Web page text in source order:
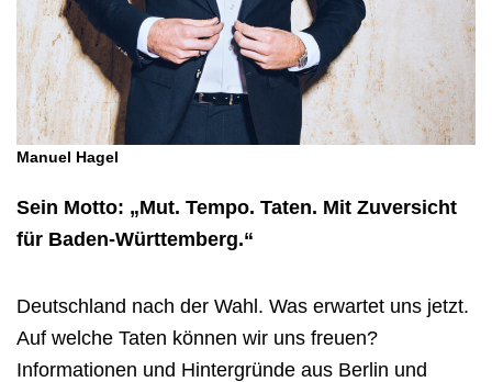
Manuel Hagel
Sein Motto: „Mut. Tempo. Taten. Mit Zuversicht
für Baden-Württemberg.“
Deutschland nach der Wahl. Was erwartet uns jetzt.
Auf welche Taten können wir uns freuen?
Informationen und Hintergründe aus Berlin und